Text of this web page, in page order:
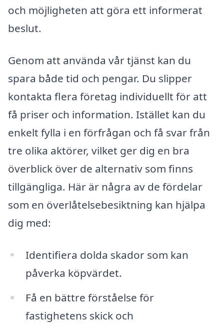
och möjligheten att göra ett informerat
beslut.
Genom att använda vår tjänst kan du
spara både tid och pengar. Du slipper
kontakta flera företag individuellt för att
få priser och information. Istället kan du
enkelt fylla i en förfrågan och få svar från
tre olika aktörer, vilket ger dig en bra
överblick över de alternativ som finns
tillgängliga. Här är några av de fördelar
som en överlåtelsebesiktning kan hjälpa
dig med:
Identifiera dolda skador som kan
påverka köpvärdet.
Få en bättre förståelse för
fastighetens skick och